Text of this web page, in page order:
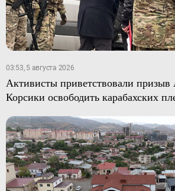
03:53, 5 августа 2026
Активисты приветствовали призыв
Корсики освободить карабахских